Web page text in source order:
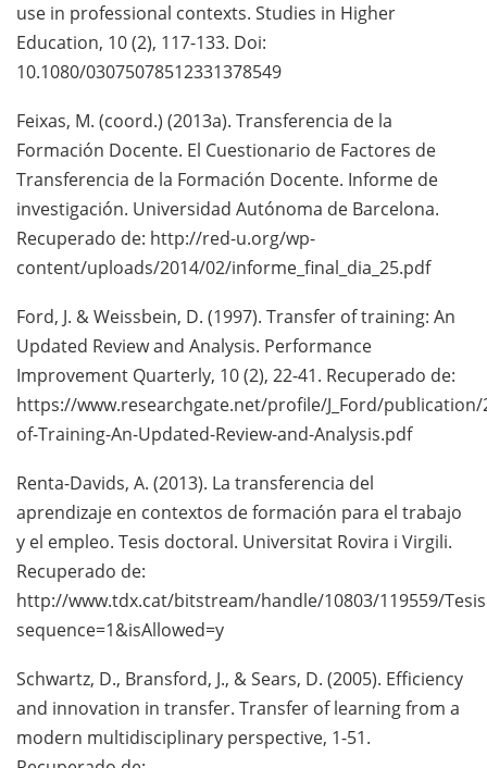
use in professional contexts. Studies in Higher
Education, 10 (2), 117-133. Doi:
10.1080/03075078512331378549
Feixas, M. (coord.) (2013a). Transferencia de la
Formación Docente. El Cuestionario de Factores de
Transferencia de la Formación Docente. Informe de
investigación. Universidad Autónoma de Barcelona.
Recuperado de: http://red-u.org/wp-
content/uploads/2014/02/informe_final_dia_25.pdf
Ford, J. & Weissbein, D. (1997). Transfer of training: An
Updated Review and Analysis. Performance
Improvement Quarterly, 10 (2), 22-41. Recuperado de:
https://www.researchgate.net/profile/J_Ford/publication/
of-Training-An-Updated-Review-and-Analysis.pdf
Renta-Davids, A. (2013). La transferencia del
aprendizaje en contextos de formación para el trabajo
y el empleo. Tesis doctoral. Universitat Rovira i Virgili.
Recuperado de:
http://www.tdx.cat/bitstream/handle/10803/119559/
sequence=1&isAllowed=y
Schwartz, D., Bransford, J., & Sears, D. (2005). Efficiency
and innovation in transfer. Transfer of learning from a
modern multidisciplinary perspective, 1-51.